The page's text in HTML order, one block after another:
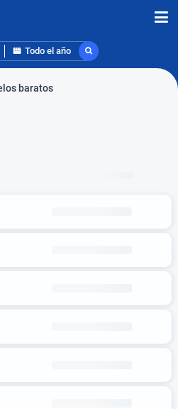
Todo el año
baratos